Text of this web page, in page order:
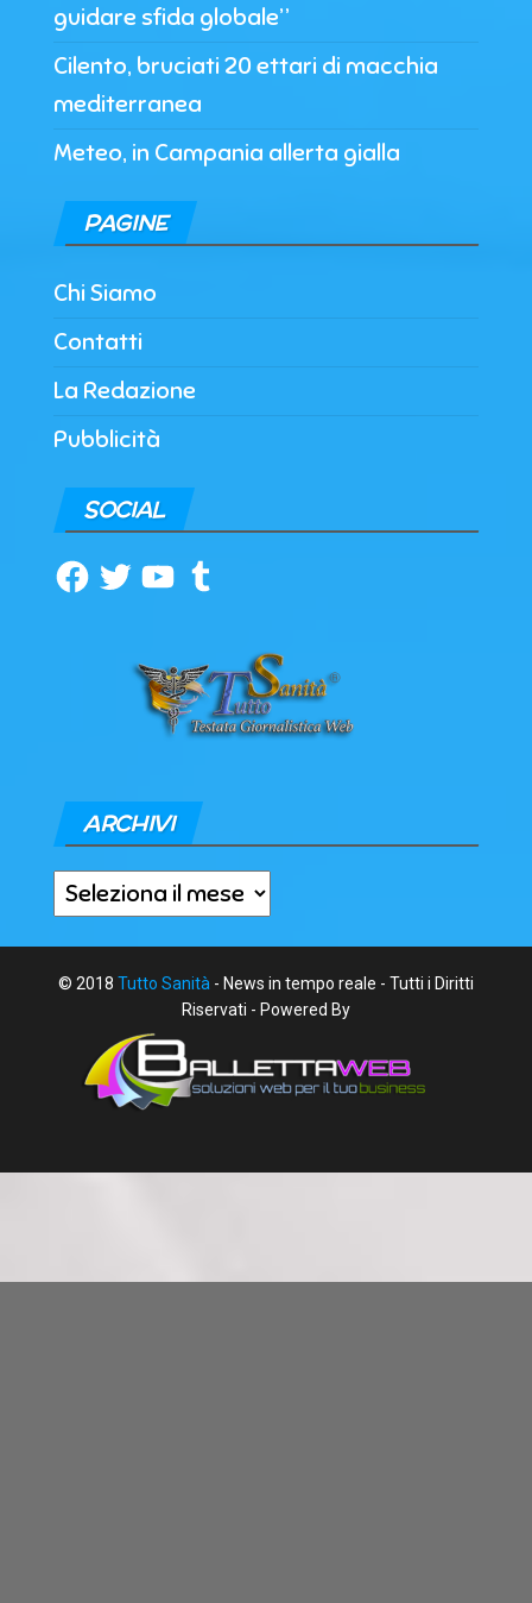
guidare sfida globale”
Cilento, bruciati 20 ettari di macchia
mediterranea
Meteo, in Campania allerta gialla
PAGINE
Chi Siamo
Contatti
La Redazione
Pubblicità
SOCIAL
Facebook
TwitterYouTubeTumblr
ARCHIVI
Archivi
© 2018 Tutto Sanità - News in tempo reale - Tutti i Diritti
Riservati - Powered By